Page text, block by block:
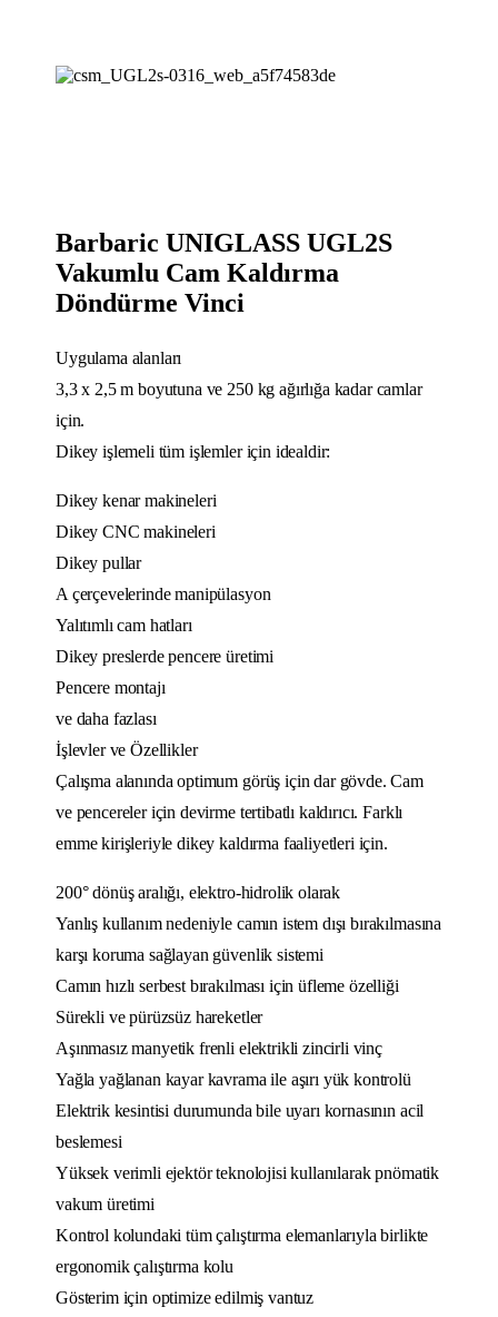
Barbaric UNIGLASS UGL2S
Vakumlu Cam Kaldırma
Döndürme Vinci
Uygulama alanları
3,3 x 2,5 m boyutuna ve 250 kg ağırlığa kadar camlar
için.
Dikey işlemeli tüm işlemler için idealdir:
Dikey kenar makineleri
Dikey CNC makineleri
Dikey pullar
A çerçevelerinde manipülasyon
Yalıtımlı cam hatları
Dikey preslerde pencere üretimi
Pencere montajı
ve daha fazlası
İşlevler ve Özellikler
Çalışma alanında optimum görüş için dar gövde. Cam
ve pencereler için devirme tertibatlı kaldırıcı. Farklı
emme kirişleriyle dikey kaldırma faaliyetleri için.
200° dönüş aralığı, elektro-hidrolik olarak
Yanlış kullanım nedeniyle camın istem dışı bırakılmasına
karşı koruma sağlayan güvenlik sistemi
Camın hızlı serbest bırakılması için üfleme özelliği
Sürekli ve pürüzsüz hareketler
Aşınmasız manyetik frenli elektrikli zincirli vinç
Yağla yağlanan kayar kavrama ile aşırı yük kontrolü
Elektrik kesintisi durumunda bile uyarı kornasının acil
beslemesi
Yüksek verimli ejektör teknolojisi kullanılarak pnömatik
vakum üretimi
Kontrol kolundaki tüm çalıştırma elemanlarıyla birlikte
ergonomik çalıştırma kolu
Gösterim için optimize edilmiş vantuz